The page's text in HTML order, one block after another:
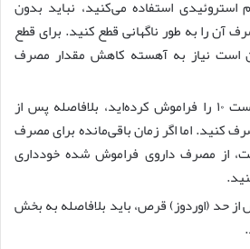
استروئیدی استفاده می‌کنید، نباید بدون
آن را به طور ناگهانی قطع کنید. برای قطع
است نیاز به آهسته کاهش مقدار مصرف
اگر قرص مونته لوکاست ۱۰ را فراموش کرده‌اید، بلافاصله پس از
کنید. اما اگر زمان باقی‌مانده برای مصرف
از مصرف داروی فراموش شده خودداری
حد (اوردوز) قرص، باید بلافاصله به بخش